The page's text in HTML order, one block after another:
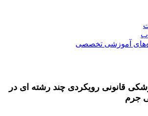
آموزشی تخصصی
قانونی رویکردی چند رشته ای در
جرم